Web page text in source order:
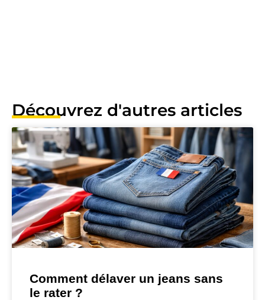
Découvrez d'autres articles
Comment délaver un jeans sans
le rater ?